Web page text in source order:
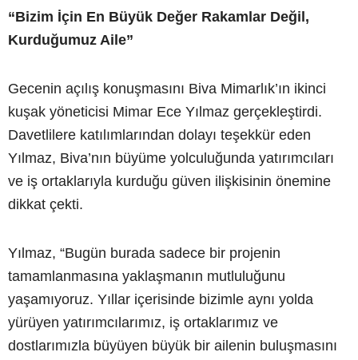
“Bizim İçin En Büyük Değer Rakamlar Değil,
Kurduğumuz Aile”
Gecenin açılış konuşmasını Biva Mimarlık’ın ikinci
kuşak yöneticisi Mimar Ece Yılmaz gerçekleştirdi.
Davetlilere katılımlarından dolayı teşekkür eden
Yılmaz, Biva’nın büyüme yolculuğunda yatırımcıları
ve iş ortaklarıyla kurduğu güven ilişkisinin önemine
dikkat çekti.
Yılmaz, “Bugün burada sadece bir projenin
tamamlanmasına yaklaşmanın mutluluğunu
yaşamıyoruz. Yıllar içerisinde bizimle aynı yolda
yürüyen yatırımcılarımız, iş ortaklarımız ve
dostlarımızla büyüyen büyük bir ailenin buluşmasını